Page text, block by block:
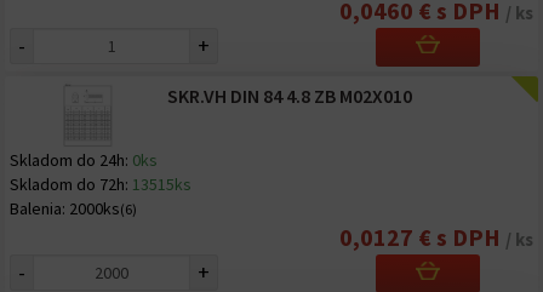
0,0460 € s DPH / ks
- +
SKR.VH DIN 84 4.8 ZB M02X010
Skladom do 24h: 0ks
Skladom do 72h: 13515ks
Balenia: 2000ks(6)
0,0127 € s DPH / ks
- +